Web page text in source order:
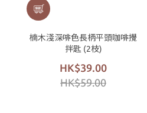
楠木淺深啡色長柄平頭咖啡攪
拌匙 (2枝)
HK$39.00
HK$59.00